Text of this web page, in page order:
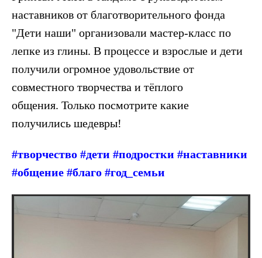
наставников от благотворительного фонда
"Дети наши" организовали мастер-класс по
лепке из глины. В процессе и взрослые и дети
получили огромное удовольствие от
совместного творчества и тёплого
общения. Только посмотрите какие
получились шедевры!
#творчество #дети #подростки #наставники
#общение #благо #год_семьи